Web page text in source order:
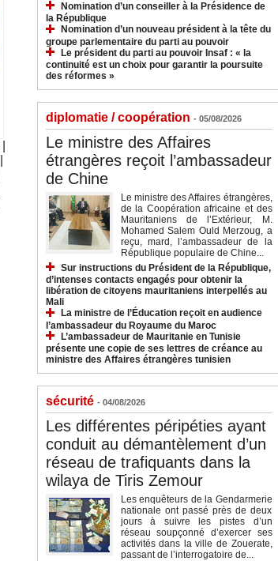
Nomination d’un conseiller à la Présidence de
la République
Nomination d’un nouveau président à la tête du
groupe parlementaire du parti au pouvoir
Le président du parti au pouvoir Insaf : « la
continuité est un choix pour garantir la poursuite
des réformes »
diplomatie / coopération - 05/08/2026
Le ministre des Affaires
étrangères reçoit l’ambassadeur
de Chine
Le ministre des Affaires étrangères,
de la Coopération africaine et des
Mauritaniens de l’Extérieur, M.
Mohamed Salem Ould Merzoug, a
reçu, mard, l’ambassadeur de la
République populaire de Chine...
Sur instructions du Président de la République,
d’intenses contacts engagés pour obtenir la
libération de citoyens mauritaniens interpellés au
Mali
La ministre de l’Éducation reçoit en audience
l’ambassadeur du Royaume du Maroc
L’ambassadeur de Mauritanie en Tunisie
présente une copie de ses lettres de créance au
ministre des Affaires étrangères tunisien
sécurité - 04/08/2026
Les différentes péripéties ayant
conduit au démantèlement d’un
réseau de trafiquants dans la
wilaya de Tiris Zemour
Les enquêteurs de la Gendarmerie
nationale ont passé près de deux
jours à suivre les pistes d’un
réseau soupçonné d’exercer ses
activités dans la ville de Zouerate,
passant de l’interrogatoire de...